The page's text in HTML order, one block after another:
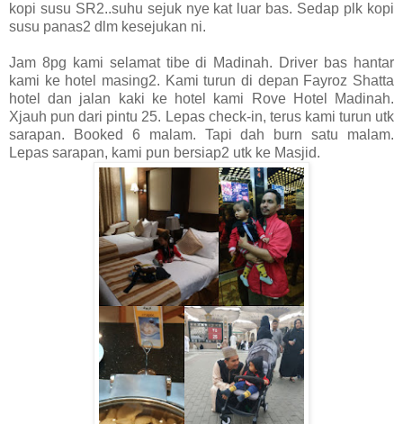
kopi susu SR2..suhu sejuk nye kat luar bas. Sedap plk kopi
susu panas2 dlm kesejukan ni.
Jam 8pg kami selamat tibe di Madinah. Driver bas hantar
kami ke hotel masing2. Kami turun di depan Fayroz Shatta
hotel dan jalan kaki ke hotel kami Rove Hotel Madinah.
Xjauh pun dari pintu 25. Lepas check-in, terus kami turun utk
sarapan. Booked 6 malam. Tapi dah burn satu malam.
Lepas sarapan, kami pun bersiap2 utk ke Masjid.